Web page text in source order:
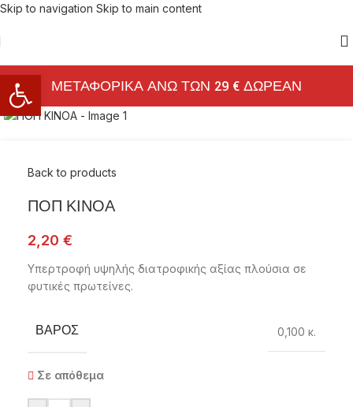
Skip to navigation Skip to main content
ΜΕΤΑΦΟΡΙΚΑ ΑΝΩ ΤΩΝ 29 € ΔΩΡΕΑΝ
Back to products
ΠΟΠ ΚΙΝΟΑ
2,20 €
Υπερτροφή υψηλής διατροφικής αξίας πλούσια σε
φυτικές πρωτείνες.
ΒΆΡΟΣ 0,100 κ.
Σε απόθεμα
Ανοίξτε τη γραμμή εργαλείων